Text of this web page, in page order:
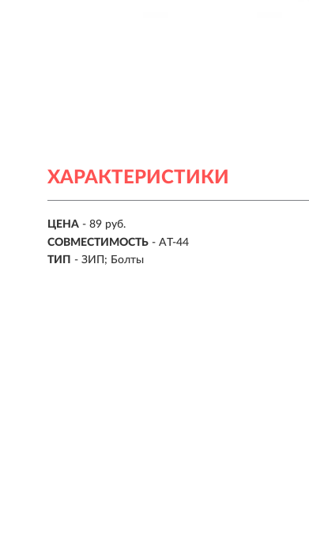
ХАРАКТЕРИСТИКИ
ЦЕНА - 89 руб.
СОВМЕСТИМОСТЬ - AT-44
ТИП - ЗИП; Болты